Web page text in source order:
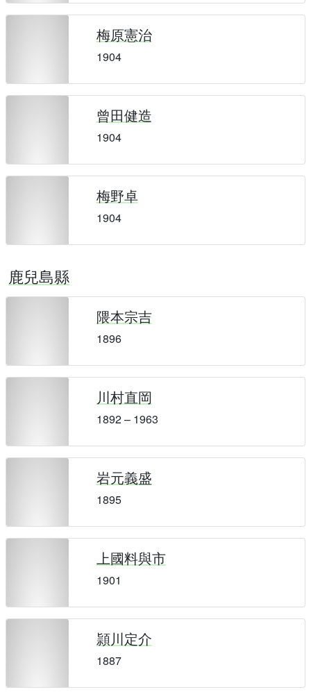
梅原憲治
1904
曾田健造
1904
梅野卓
1904
鹿兒島縣
隈本宗吉
1896
川村直岡
1892 – 1963
岩元義盛
1895
上國料與市
1901
頴川定介
1887